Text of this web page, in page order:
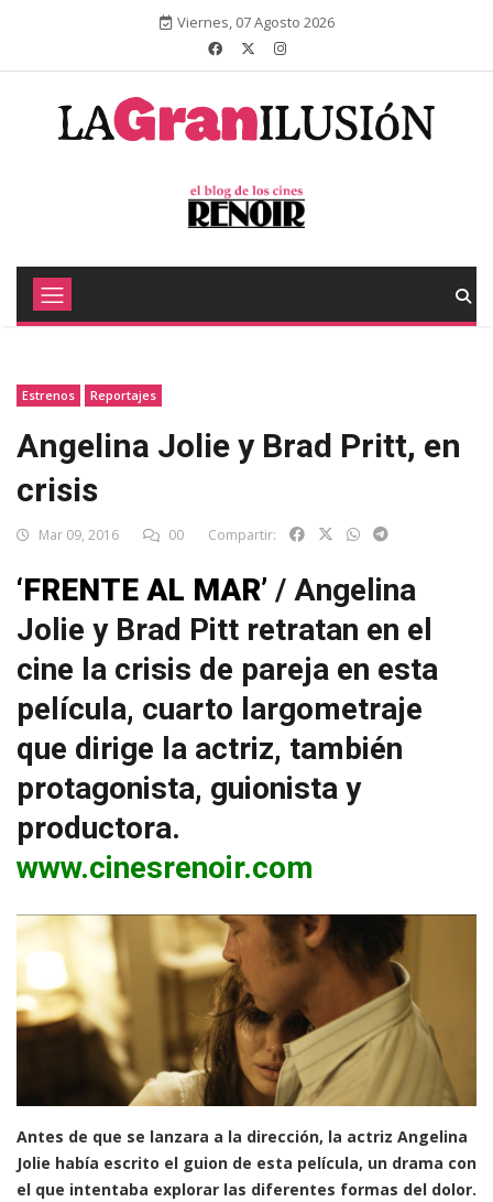
Viernes, 07 Agosto 2026
Estrenos Reportajes
Angelina Jolie y Brad Pritt, en
crisis
Mar 09, 2016 00 Compartir:
‘FRENTE AL MAR’ / Angelina
Jolie y Brad Pitt retratan en el
cine la crisis de pareja en esta
película, cuarto largometraje
que dirige la actriz, también
protagonista, guionista y
productora.
www.cinesrenoir.com
Antes de que se lanzara a la dirección, la actriz Angelina
Jolie había escrito el guion de esta película, un drama con
el que intentaba explorar las diferentes formas del dolor.